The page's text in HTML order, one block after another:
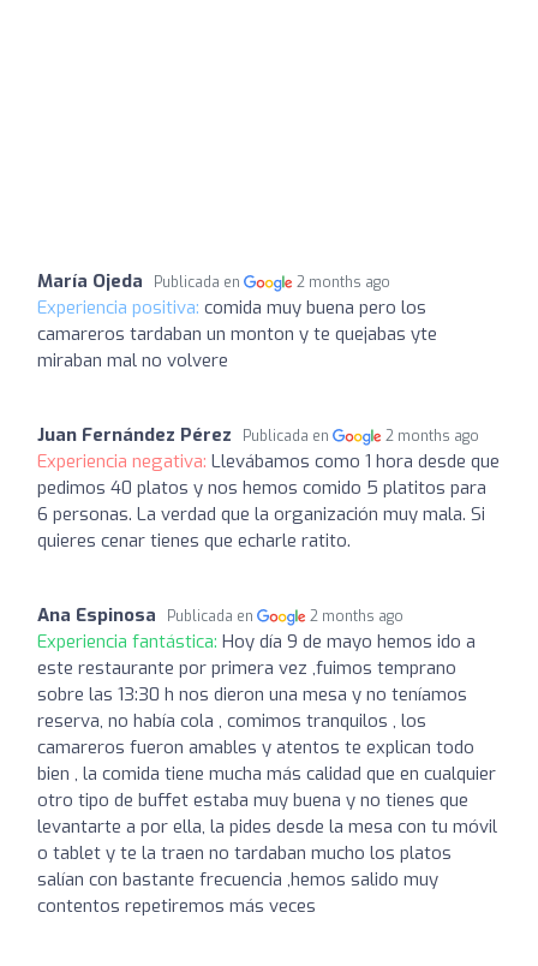
María Ojeda Publicada en 2 months ago
Experiencia positiva: comida muy buena pero los
camareros tardaban un monton y te quejabas yte
miraban mal no volvere
Juan Fernández Pérez Publicada en 2 months ago
Experiencia negativa: Llevábamos como 1 hora desde que
pedimos 40 platos y nos hemos comido 5 platitos para
6 personas. La verdad que la organización muy mala. Si
quieres cenar tienes que echarle ratito.
Ana Espinosa Publicada en 2 months ago
Experiencia fantástica: Hoy día 9 de mayo hemos ido a
este restaurante por primera vez ,fuimos temprano
sobre las 13:30 h nos dieron una mesa y no teníamos
reserva, no había cola , comimos tranquilos , los
camareros fueron amables y atentos te explican todo
bien , la comida tiene mucha más calidad que en cualquier
otro tipo de buffet estaba muy buena y no tienes que
levantarte a por ella, la pides desde la mesa con tu móvil
o tablet y te la traen no tardaban mucho los platos
salían con bastante frecuencia ,hemos salido muy
contentos repetiremos más veces